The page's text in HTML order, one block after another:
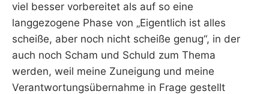
viel besser vorbereitet als auf so eine
langgezogene Phase von „Eigentlich ist alles
scheiße, aber noch nicht scheiße genug“, in der
auch noch Scham und Schuld zum Thema
werden, weil meine Zuneigung und meine
Verantwortungsübernahme in Frage gestellt